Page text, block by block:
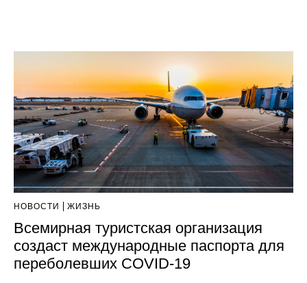
НОВОСТИ ЖИЗНЬ
Всемирная туристская организация
создаст международные паспорта для
переболевших COVID-19